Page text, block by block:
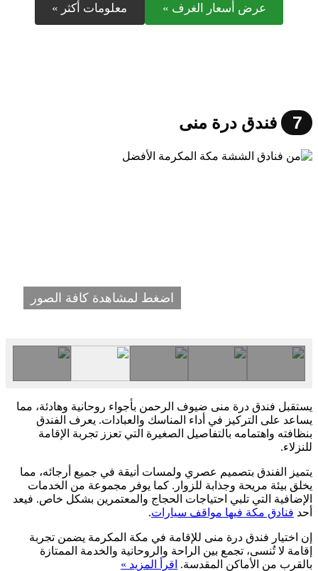
عرض أسعار الغرف » معلومات أكثر »
7 فندق درة منى
اضغط لمشاهدة كافة الصور
يستقبل فندق درة منى ضيوف الرحمن بأجواء روحانية وهادئة، مما
يساعد على التركيز في أداء المناسك والعبادات. يعرف الفندق
بنظافته واهتمامه بالتفاصيل الصغيرة التي تعزز تجربة الإقامة
للنزلاء.
يتميز الفندق بتصميم عصري ولمسات أنيقة في جميع أرجائه، مما
يخلق بيئة مريحة وجذابة للزوار. كما يوفر مجموعة من الخدمات
الإضافية التي تلبي احتياجات الحجاج والمعتمرين بشكل خاص. فيعد
أحد فنادق مكة فيها مواقف سيارات.
إن اختيار فندق درة منى للإقامة في مكة المكرمة يضمن تجربة
إقامة لا تُنسى، تجمع بين الراحة والروحانية والخدمة الممتازة
بالقرب من الأماكن المقدسة. اقرأ المزيد »